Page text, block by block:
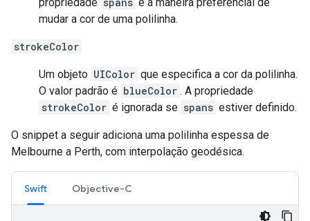
propriedade spans é a maneira preferencial de
mudar a cor de uma polilinha.
strokeColor
Um objeto UIColor que especifica a cor da polilinha.
O valor padrão é blueColor . A propriedade
strokeColor é ignorada se spans estiver definido.
O snippet a seguir adiciona uma polilinha espessa de
Melbourne a Perth, com interpolação geodésica.
Swift Objective-C